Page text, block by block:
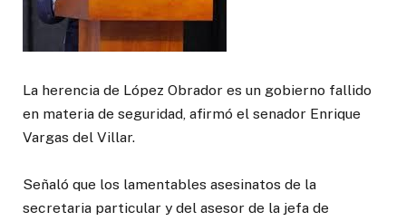
La herencia de López Obrador es un gobierno fallido
en materia de seguridad, afirmó el senador Enrique
Vargas del Villar.
Señaló que los lamentables asesinatos de la
secretaria particular y del asesor de la jefa de